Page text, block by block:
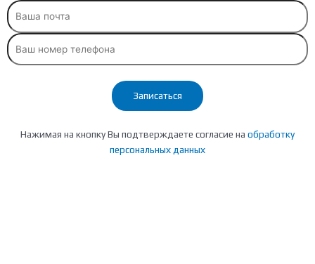
Нажимая на кнопку Вы подтверждаете согласие на обработку
персональных данных